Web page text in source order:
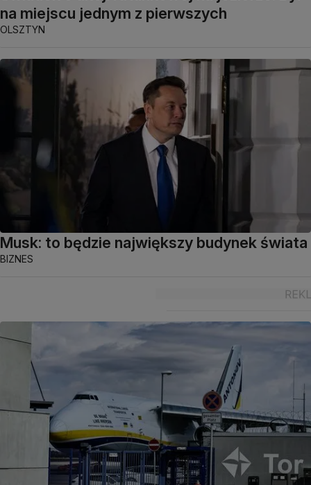
na miejscu jednym z pierwszych
OLSZTYN
Musk: to będzie największy budynek świata
BIZNES